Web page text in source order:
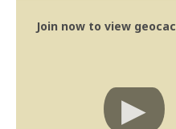
Join now to view